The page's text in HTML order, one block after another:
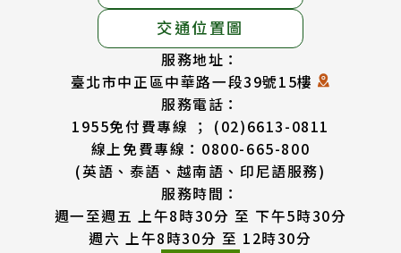
交通位置圖
服務地址：
臺北市中正區中華路一段39號15樓
服務電話：
1955免付費專線 ； (02)6613-0811
線上免費專線：0800-665-800
(英語、泰語、越南語、印尼語服務)
服務時間：
週一至週五 上午8時30分 至 下午5時30分
週六 上午8時30分 至 12時30分